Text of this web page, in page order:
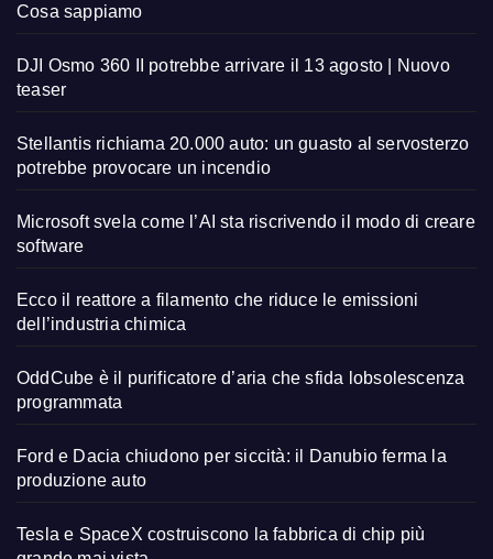
Cosa sappiamo
DJI Osmo 360 II potrebbe arrivare il 13 agosto | Nuovo
teaser
Stellantis richiama 20.000 auto: un guasto al servosterzo
potrebbe provocare un incendio
Microsoft svela come l’AI sta riscrivendo il modo di creare
software
Ecco il reattore a filamento che riduce le emissioni
dell’industria chimica
OddCube è il purificatore d’aria che sfida lobsolescenza
programmata
Ford e Dacia chiudono per siccità: il Danubio ferma la
produzione auto
Tesla e SpaceX costruiscono la fabbrica di chip più